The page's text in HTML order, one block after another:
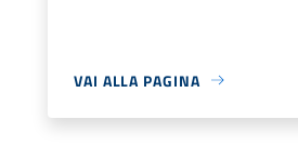
VAI ALLA PAGINA